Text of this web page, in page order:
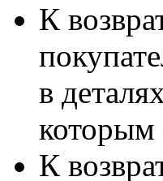
К
в
которым
К